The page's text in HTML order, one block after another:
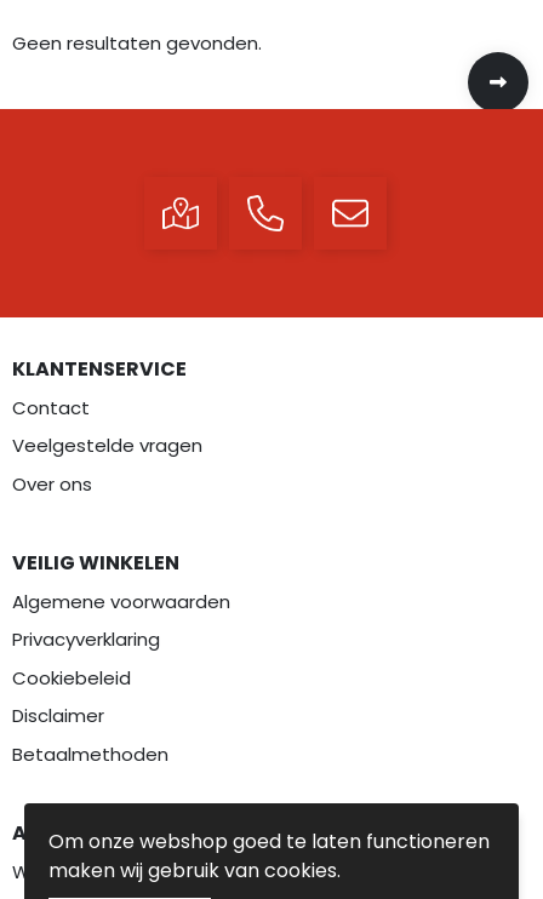
Geen resultaten gevonden.
KLANTENSERVICE
Contact
Veelgestelde vragen
Over ons
VEILIG WINKELEN
Algemene voorwaarden
Privacyverklaring
Cookiebeleid
Disclaimer
Betaalmethoden
AANBEVOLEN CATEGORIEËN
Werkkleding
Om onze webshop goed te laten functioneren
maken wij gebruik van cookies.